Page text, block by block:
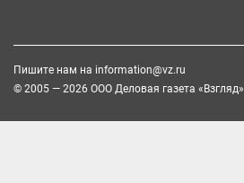
Пишите нам на information@vz.ru
© 2005 — 2026 ООО Деловая газета «Взгляд»